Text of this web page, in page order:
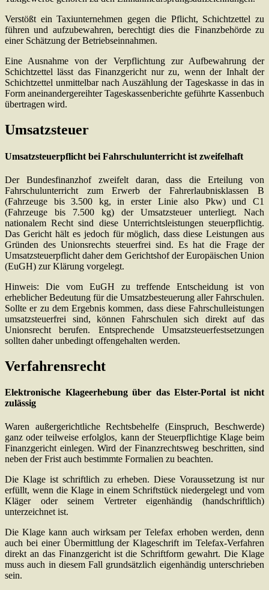
Verstößt ein Taxiunternehmen gegen die Pflicht, Schichtzettel zu
führen und aufzubewahren, berechtigt dies die Finanzbehörde zu
einer Schätzung der Betriebseinnahmen.
Eine Ausnahme von der Verpflichtung zur Aufbewahrung der
Schichtzettel lässt das Finanzgericht nur zu, wenn der Inhalt der
Schichtzettel unmittelbar nach Auszählung der Tageskasse in das in
Form aneinandergereihter Tageskassenberichte geführte Kassenbuch
übertragen wird.
Umsatzsteuer
Umsatzsteuerpflicht bei Fahrschulunterricht ist zweifelhaft
Der Bundesfinanzhof zweifelt daran, dass die Erteilung von
Fahrschulunterricht zum Erwerb der Fahrerlaubnisklassen B
(Fahrzeuge bis 3.500 kg, in erster Linie also Pkw) und C1
(Fahrzeuge bis 7.500 kg) der Umsatzsteuer unterliegt. Nach
nationalem Recht sind diese Unterrichtsleistungen steuerpflichtig.
Das Gericht hält es jedoch für möglich, dass diese Leistungen aus
Gründen des Unionsrechts steuerfrei sind. Es hat die Frage der
Umsatzsteuerpflicht daher dem Gerichtshof der Europäischen Union
(EuGH) zur Klärung vorgelegt.
Hinweis: Die vom EuGH zu treffende Entscheidung ist von
erheblicher Bedeutung für die Umsatzbesteuerung aller Fahrschulen.
Sollte er zu dem Ergebnis kommen, dass diese Fahrschulleistungen
umsatzsteuerfrei sind, können Fahrschulen sich direkt auf das
Unionsrecht berufen. Entsprechende Umsatzsteuerfestsetzungen
sollten daher unbedingt offengehalten werden.
Verfahrensrecht
Elektronische Klageerhebung über das Elster-Portal ist nicht
zulässig
Waren außergerichtliche Rechtsbehelfe (Einspruch, Beschwerde)
ganz oder teilweise erfolglos, kann der Steuerpflichtige Klage beim
Finanzgericht einlegen. Wird der Finanzrechtsweg beschritten, sind
neben der Frist auch bestimmte Formalien zu beachten.
Die Klage ist schriftlich zu erheben. Diese Voraussetzung ist nur
erfüllt, wenn die Klage in einem Schriftstück niedergelegt und vom
Kläger oder seinem Vertreter eigenhändig (handschriftlich)
unterzeichnet ist.
Die Klage kann auch wirksam per Telefax erhoben werden, denn
auch bei einer Übermittlung der Klageschrift im Telefax-Verfahren
direkt an das Finanzgericht ist die Schriftform gewahrt. Die Klage
muss auch in diesem Fall grundsätzlich eigenhändig unterschrieben
sein.